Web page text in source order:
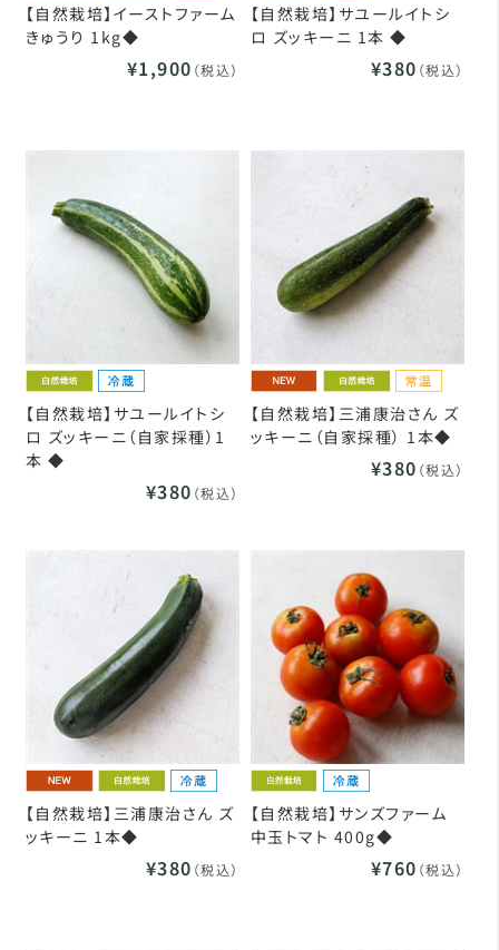
【自然栽培】イーストファーム
きゅうり 1kg◆
¥1,900 （税込）
【自然栽培】サユールイトシ
ロ ズッキーニ 1本 ◆
¥380 （税込）
【自然栽培】サユールイトシ
ロ ズッキーニ（自家採種）1
本 ◆
¥380 （税込）
【自然栽培】三浦康治さん ズ
ッキーニ（自家採種） 1本◆
¥380 （税込）
【自然栽培】三浦康治さん ズ
ッキーニ 1本◆
¥380 （税込）
【自然栽培】サンズファーム
中玉トマト 400g◆
¥760 （税込）